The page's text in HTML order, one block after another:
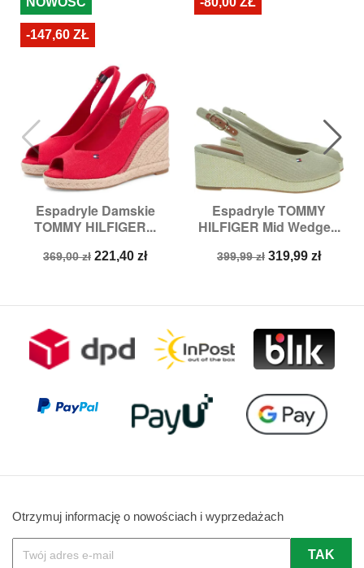
Espadryle Damskie
TOMMY HILFIGER...
Cena
369,00 zł Cena
221,40 zł
-147,60 ZŁ
Espadryle TOMMY
HILFIGER Mid Wedge...
Cena
399,99 zł Cena
319,99 zł
Otrzymuj informację o nowościach i wyprzedażach